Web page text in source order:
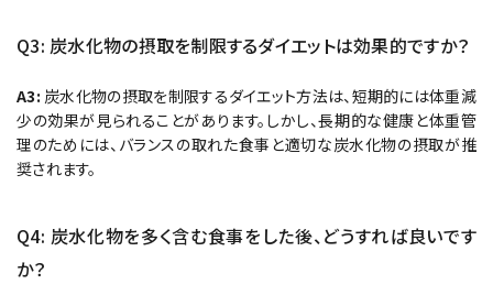
Q3: 炭水化物の摂取を制限するダイエットは効果的ですか？
A3: 炭水化物の摂取を制限するダイエット方法は、短期的には体重減
少の効果が見られることがあります。しかし、長期的な健康と体重管
理のためには、バランスの取れた食事と適切な炭水化物の摂取が推
奨されます。
Q4: 炭水化物を多く含む食事をした後、どうすれば良いです
か？